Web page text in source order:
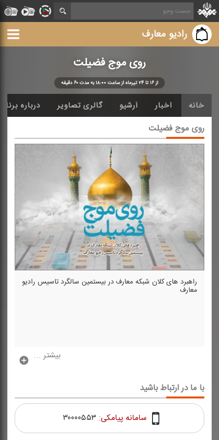
رادیو معارف
روی موج فضیلت
از ۱۶ تا ۲۴ تیرماه از ساعت ۱۸:۰۰ به مدت ۶۰ دقیقه
خانه اخبار آرشیو گالری تصاویر درباره
روی موج فضیلت
راهبرد های كلان شبكه معارف در بیستمین سالگرد تاسیس رادیو
معارف
بیشتر ...
با ما در ارتباط باشید
سامانه پیامکی: ۳۰۰۰۰۵۵۳